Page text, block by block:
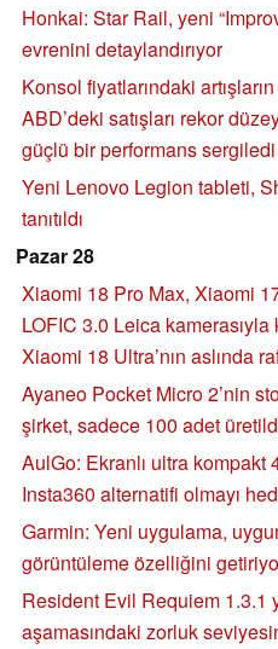
Honkai: Star Rail, yeni
evrenini detaylandırıyor
Konsol fiyatlarındaki
ABD’deki satışları rekor
güçlü bir performans sergiledi
Yeni Lenovo Legion tableti,
tanıtıldı
Pazar 28
Xiaomi 18 Pro Max, Xiaomi
LOFIC 3.0 Leica kamerasıyla
Xiaomi 18 Ultra’nın aslında
Ayaneo Pocket Micro 2’nin
şirket, sadece 100 adet
AulGo: Ekranlı ultra kompakt
Insta360 alternatifi olmayı
Garmin: Yeni uygulama,
görüntüleme özelliğini
Resident Evil Requiem 1.3.1
aşamasındaki zorluk